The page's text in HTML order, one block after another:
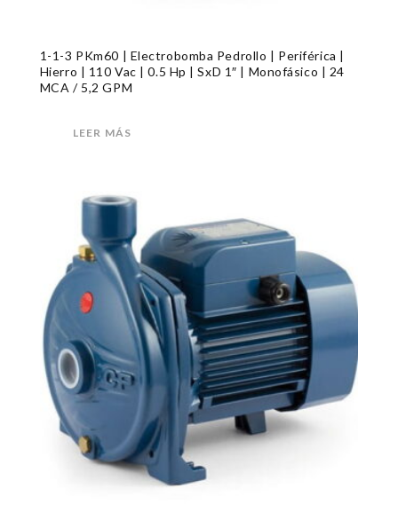
1-1-3 PKm60 | Electrobomba Pedrollo | Periférica |
Hierro | 110 Vac | 0.5 Hp | SxD 1″ | Monofásico | 24
MCA / 5,2 GPM
LEER MÁS